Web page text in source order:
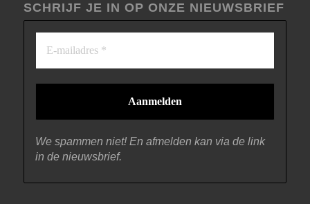
SCHRIJF JE IN OP ONZE NIEUWSBRIEF
We spammen niet! En afmelden kan via de link
in de nieuwsbrief.